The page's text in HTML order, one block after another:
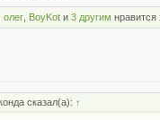
,олег BoyKot и3 другим нравится
сказал(а): ↑